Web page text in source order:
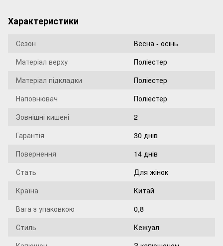
Характеристики
Сезон
Весна - осінь
Матеріал верху
Поліестер
Матеріал підкладки
Поліестер
Наповнювач
Поліестер
Зовнішні кишені
2
Гарантія
30 днів
Повернення
14 днів
Стать
Для жінок
Країна
Китай
Вага з упаковкою
0,8
Стиль
Кежуал